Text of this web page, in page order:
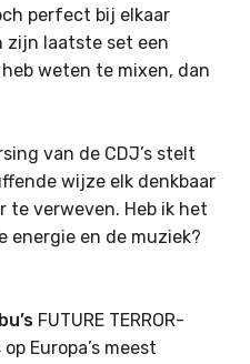
perfect bij elkaar
zijn laatste set een
weten te mixen, dan
van de CDJ’s stelt
wijze elk denkbaar
te verweven. Heb ik het
energie en de muziek?
FUTURE TERROR-
Europa’s meest